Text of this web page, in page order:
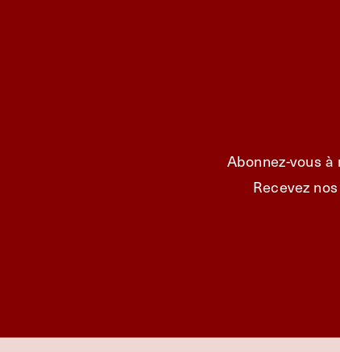
Abonnez-vous
Recevez